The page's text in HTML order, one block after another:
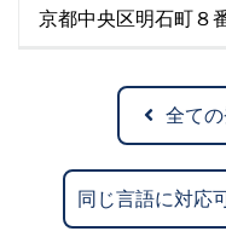
京都中央区明石町
全て
同じ言語に対応